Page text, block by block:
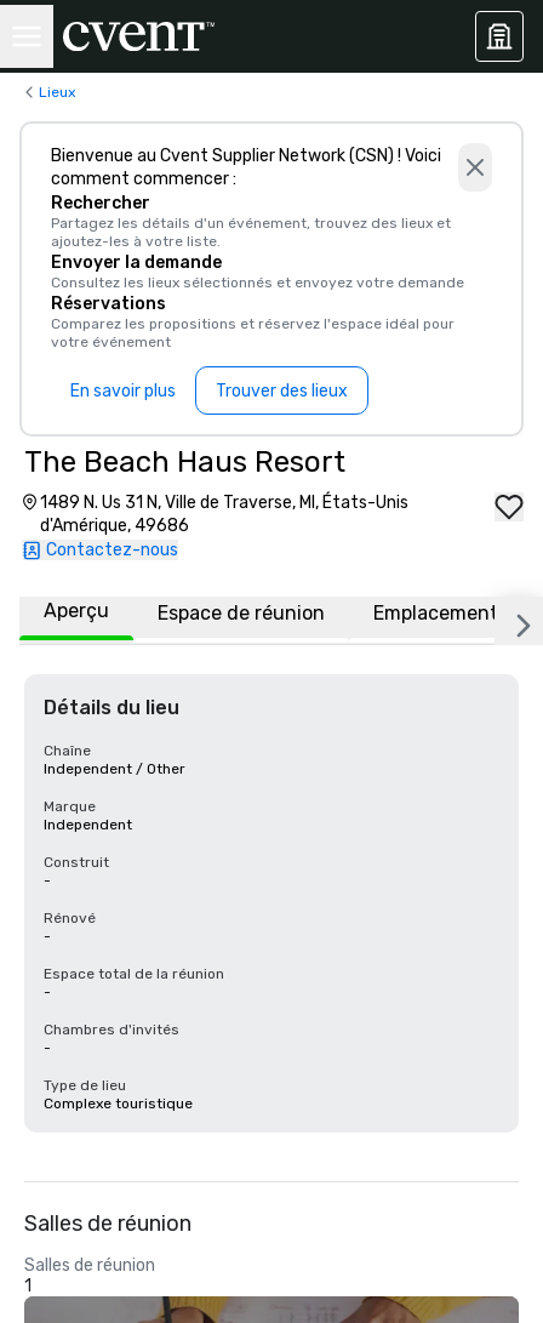
Lieux
Bienvenue au Cvent Supplier Network (CSN) ! Voici
comment commencer :
Rechercher
Partagez les détails d'un événement, trouvez des lieux et
ajoutez-les à votre liste.
Envoyer la demande
Consultez les lieux sélectionnés et envoyez votre demande
Réservations
Comparez les propositions et réservez l'espace idéal pour
votre événement
En savoir plus Trouver des lieux
The Beach Haus Resort
1489 N. Us 31 N, Ville de Traverse, MI, États-Unis
d'Amérique, 49686
Contactez-nous
Aperçu Espace de réunion Emplacement
Détails du lieu
Chaîne
Independent / Other
Marque
Independent
Construit
-
Rénové
-
Espace total de la réunion
-
Chambres d'invités
-
Type de lieu
Complexe touristique
Salles de réunion
Salles de réunion
1